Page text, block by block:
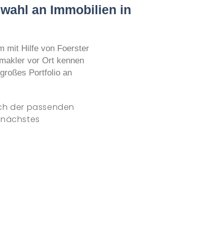
an Immobilien in
mit Hilfe von Foerster
vor Ort kennen
Portfolio an
der passenden